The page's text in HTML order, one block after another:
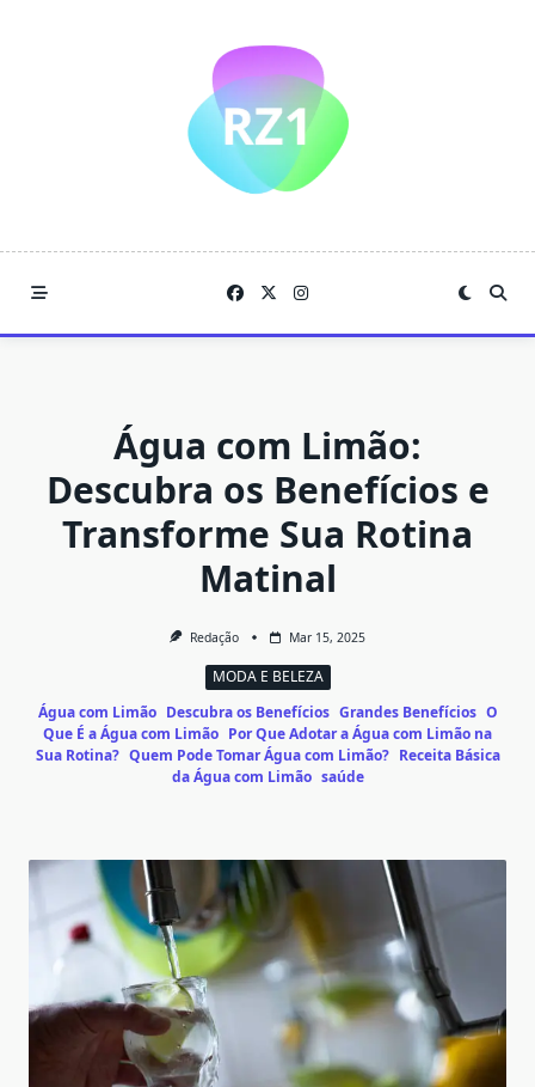
Água com Limão:
Descubra os Benefícios e
Transforme Sua Rotina
Matinal
Redação Mar 15, 2025
MODA E BELEZA
Água com Limão Descubra os Benefícios Grandes Benefícios O
Que É a Água com Limão Por Que Adotar a Água com Limão na
Sua Rotina? Quem Pode Tomar Água com Limão? Receita Básica
da Água com Limão saúde